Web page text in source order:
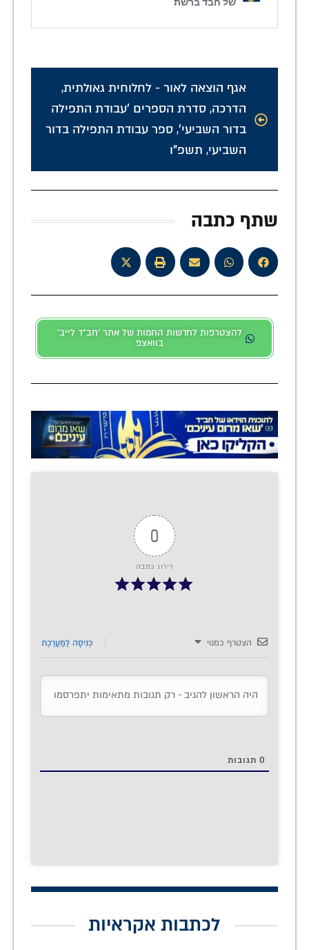
אגף הוצאה לאור - לחלוחית גאולתית,
הדרכה, סדרת הספרים 'עבודת התפילה
בדור השביעי', ספר עבודת התפילה בדור
השביעי, תשפ"ו
שתף כתבה
להצטרפות לחדשות החמות של אתר 'חב"ד לייב'
בוואצפ
0
דירוג כתבה
הצטרף כמנוי כְּנִיסָה לַמַעֲרֶכֶת
0 תגובות
לכתבות אקראיות